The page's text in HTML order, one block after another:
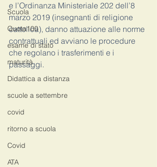
Scuola
Quota100
esame di stato
maturità
Didattica a distanza
scuole a settembre
covid
ritorno a scuola
Covid
ATA
e l’Ordinanza Ministeriale 202 dell’8
marzo 2019 (insegnanti di religione
cattolica), danno attuazione alle norme
contrattuali ed avviano le procedure
che regolano i trasferimenti e i
passaggi.